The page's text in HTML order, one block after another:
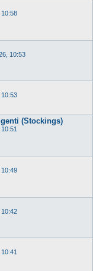
10:53
(Stockings)